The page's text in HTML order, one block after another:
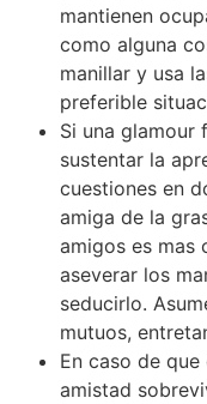
mantienen
como alguna
manillar y usa
preferible
Si una glamour
sustentar la
cuestiones en
amiga de la
amigos es mas
aseverar los
seducirlo.
mutuos,
En caso de
amistad